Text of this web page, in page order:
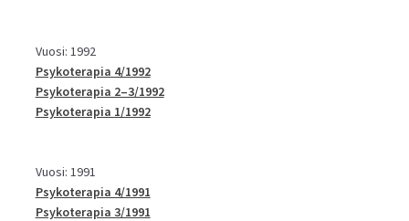
Vuosi: 1992
Psykoterapia 4/1992
Psykoterapia 2–3/1992
Psykoterapia 1/1992
Vuosi: 1991
Psykoterapia 4/1991
Psykoterapia 3/1991